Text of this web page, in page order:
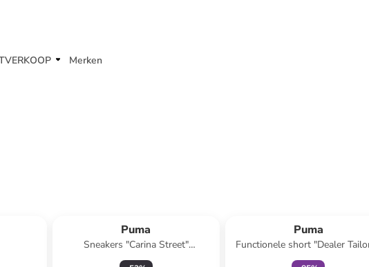
Merken
Puma
Sneakers "Carina Street"
wit/zwart/grijs
Puma
Functionele short "Dealer
Short 8`" donkerblauw